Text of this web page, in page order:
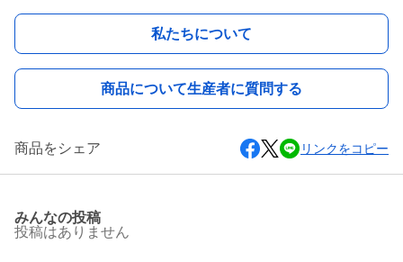
私たちについて
商品について生産者に質問する
商品をシェア リンクをコピー
みんなの投稿
投稿はありません